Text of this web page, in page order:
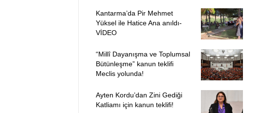
Kantarma’da Pir Mehmet
Yüksel ile Hatice Ana anıldı-
VİDEO
“Millî Dayanışma ve Toplumsal
Bütünleşme” kanun teklifi
Meclis yolunda!
Ayten Kordu’dan Zini Gediği
Katliamı için kanun teklifi!